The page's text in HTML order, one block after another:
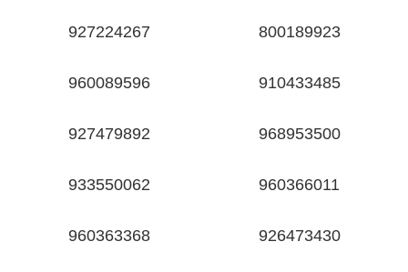
927224267 800189923
960089596 910433485
927479892 968953500
933550062 960366011
960363368 926473430